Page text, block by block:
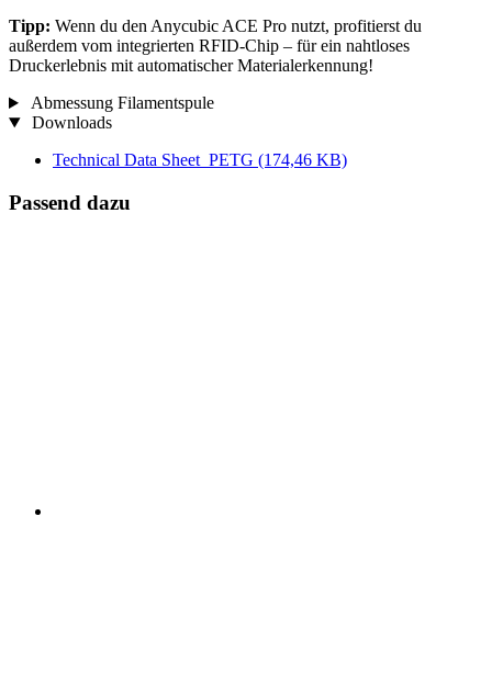
Tipp: Wenn du den Anycubic ACE Pro nutzt, profitierst du
außerdem vom integrierten RFID-Chip – für ein nahtloses
Druckerlebnis mit automatischer Materialerkennung!
Abmessung Filamentspule
Downloads
Technical Data Sheet_PETG (174,46 KB)
Passend dazu